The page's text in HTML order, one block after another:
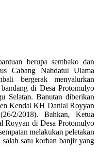
berupa sembako dan
Cabang Nahdatul Ulama
bergerak menyalurkan
di Desa Protomulyo
Selatan. Banutan diberikan
Kendal KH Danial Royyan
2/2018). Bahkan, Ketua
Royyan di Desa Protomulyo
melakukan peletakan
satu korban banjir yang